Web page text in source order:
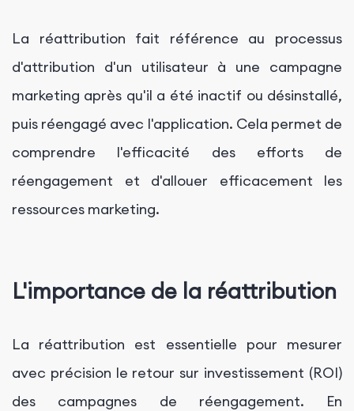
La réattribution fait référence au processus
d'attribution d'un utilisateur à une campagne
marketing après qu'il a été inactif ou désinstallé,
puis réengagé avec l'application. Cela permet de
comprendre l'efficacité des efforts de
réengagement et d'allouer efficacement les
ressources marketing.
L'importance de la réattribution
La réattribution est essentielle pour mesurer
avec précision le retour sur investissement (ROI)
des campagnes de réengagement. En